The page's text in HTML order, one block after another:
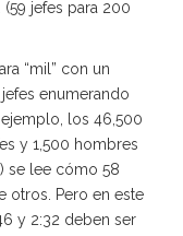
jefes para 200
“mil” con un
enumerando
los 46,500
y 1,500 hombres
se lee cómo 58
otros. Pero en este
y 2:32 deben ser